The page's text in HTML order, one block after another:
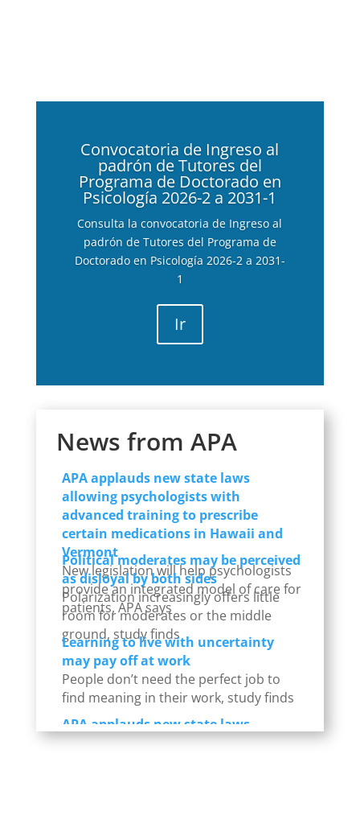
Convocatoria de Ingreso al
padrón de Tutores del
Programa de Doctorado en
Psicología 2026-2 a 2031-1
Consulta laconvocatoria de Ingreso al
padrón de Tutores del Programa de
Doctorado en Psicología 2026-2 a 2031-
1
Ir
News from APA
APA applauds new state laws
allowing psychologists with
advanced training to prescribe
certain medications in Hawaii and
Vermont
New legislation will help psychologists
provide an integrated model of care for
patients, APA says
Political moderates may be perceived
as disloyal by both sides
Polarization increasingly offers little
room for moderates or the middle
ground, study finds
Learning to live with uncertainty
may pay off at work
People don’t need the perfect job to
find meaning in their work, study finds
APA applauds new state laws
allowing psychologists with